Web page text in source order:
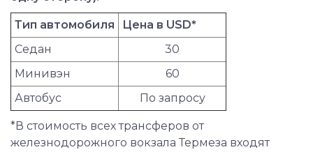
Тип автомобиля
Цена в USD*
Седан
30
Минивэн
60
Автобус
По запросу
*В стоимость всех трансферов от
железнодорожного вокзала Термеза входят